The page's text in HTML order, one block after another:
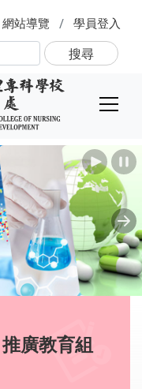
網站導覽 學員登入
搜尋
播放
推廣教育組